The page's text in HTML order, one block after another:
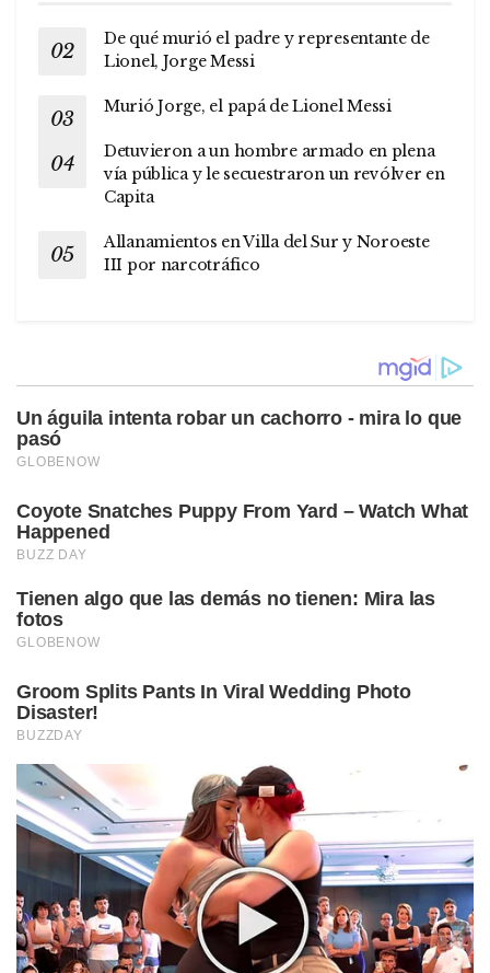
De qué murió el padre y representante de
Lionel, Jorge Messi
Murió Jorge, el papá de Lionel Messi
Detuvieron a un hombre armado en plena
vía pública y le secuestraron un revólver en
Capita
Allanamientos en Villa del Sur y Noroeste
III por narcotráfico